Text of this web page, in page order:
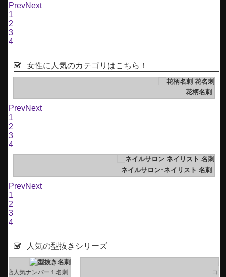
PrevNext
1
2
3
4
女性に人気のカテゴリはこちら！
花柄名刺
PrevNext
1
2
3
4
ネイルサロン･ネイリスト 名刺
PrevNext
1
2
3
4
人気の型抜きシリーズ